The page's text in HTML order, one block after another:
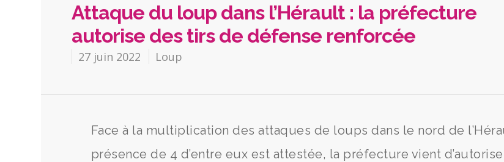
Attaque du loup dans l’Hérault : la préfecture
autorise des tirs de défense renforcée
27 juin 2022 Loup
Face à la multiplication des attaques de loups dans le nord de
présence de 4 d’entre eux est attestée, la préfecture vient